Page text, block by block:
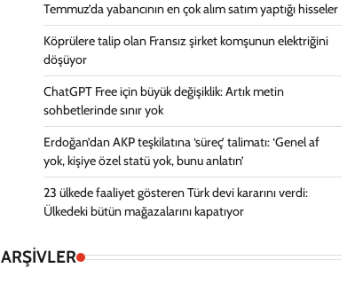
Temmuz’da yabancının en çok alım satım yaptığı hisseler
Köprülere talip olan Fransız şirket komşunun elektriğini
döşüyor
ChatGPT Free için büyük değişiklik: Artık metin
sohbetlerinde sınır yok
Erdoğan’dan AKP teşkilatına ‘süreç’ talimatı: ‘Genel af
yok, kişiye özel statü yok, bunu anlatın’
23 ülkede faaliyet gösteren Türk devi kararını verdi:
Ülkedeki bütün mağazalarını kapatıyor
ARŞİVLER